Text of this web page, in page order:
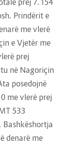
prej 7.154
Prindërit e
me vlerë
e Vjetër me
prej
në Nagoriçin
posedojnë
me vlerë prej
533
Bashkëshortja
denarë me